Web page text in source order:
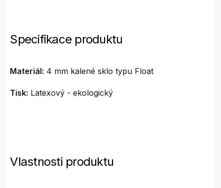
Specifikace produktu
Materiál: 4 mm kalené sklo typu Float
Tisk: Latexový - ekologický
Vlastnosti produktu